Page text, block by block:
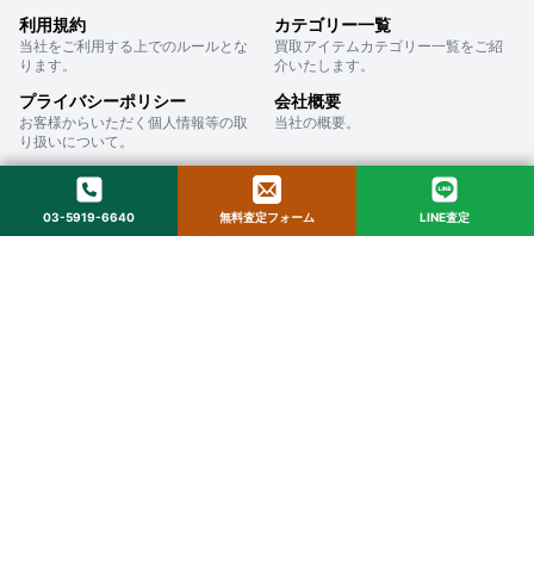
利用規約
当社をご利用する上でのルールとな
ります。
カテゴリー一覧
買取アイテムカテゴリー一覧をご紹
介いたします。
プライバシーポリシー
お客様からいただく個人情報等の取
り扱いについて。
会社概要
当社の概要。
株式会社ストックラボ
03-5919-6640 無料査定フォーム LINE査定